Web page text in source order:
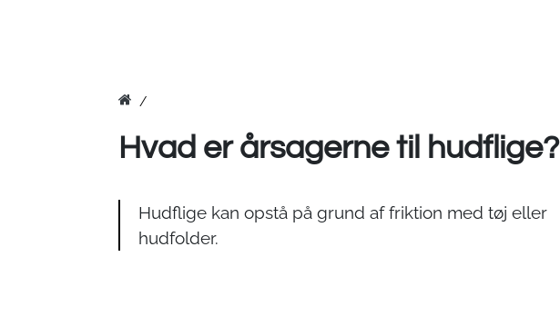
Hvad er årsagerne til hudflige?
Hudflige kan opstå på grund af friktion med tøj eller
hudfolder.